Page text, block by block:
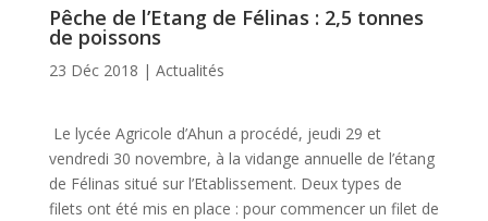
Pêche de l’Etang de Félinas : 2,5 tonnes
de poissons
23 Déc 2018 | Actualités
Le lycée Agricole d’Ahun a procédé, jeudi 29 et
vendredi 30 novembre, à la vidange annuelle de l’étang
de Félinas situé sur l’Etablissement. Deux types de
filets ont été mis en place : pour commencer un filet de